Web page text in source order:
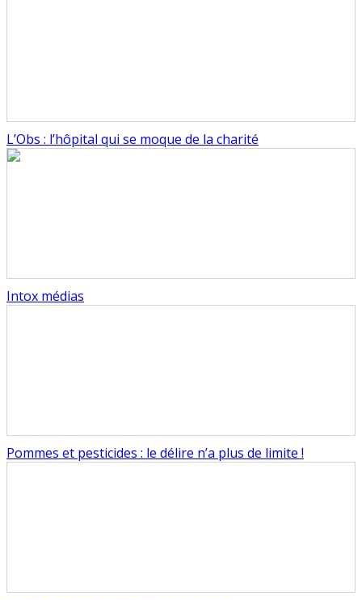
L’Obs : l’hôpital qui se moque de la charité
Intox médias
Pommes et pesticides : le délire n’a plus de limite !